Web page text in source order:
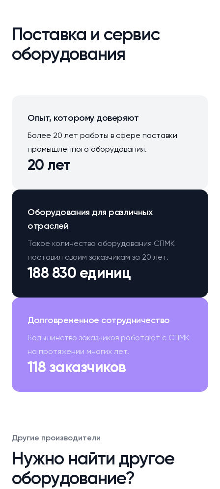
Поставка и сервис
оборудования
20 лет
Опыт, которому доверяют
Более 20 лет работы в сфере поставки
промышленного оборудования.
188 830 единиц
Оборудования для различных
отраслей
Такое количество оборудования СПМК
поставил своим заказчикам за 20 лет.
118 заказчиков
Долговременное сотрудничество
Большинство заказчиков работают с СПМК
на протяжении многих лет.
Другие производители
Нужно найти другое
оборудование?